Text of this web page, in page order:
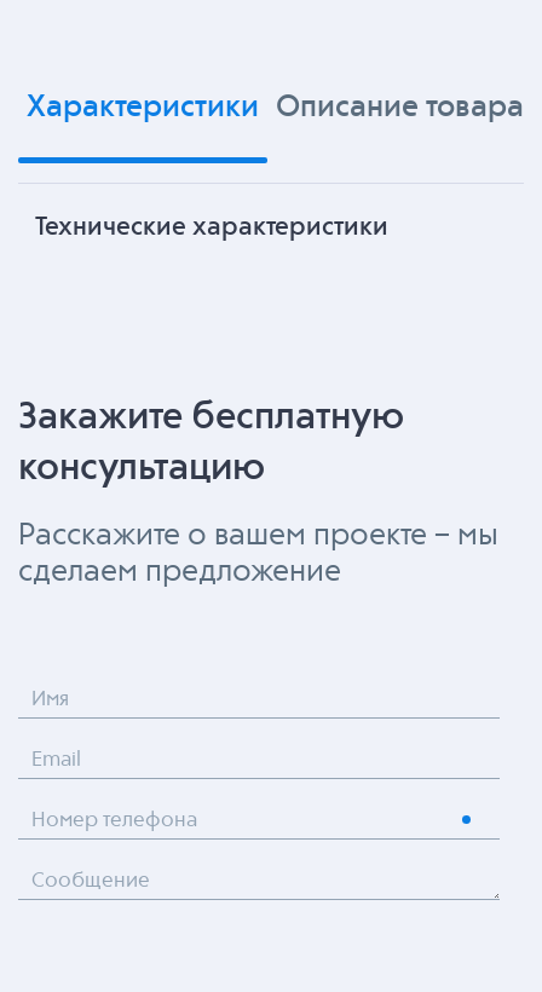
Характеристики Описание товара
Технические характеристики
Закажите бесплатную
консультацию
Расскажите о вашем проекте – мы
сделаем предложение
Имя
Email
Номер телефона
Сообщение